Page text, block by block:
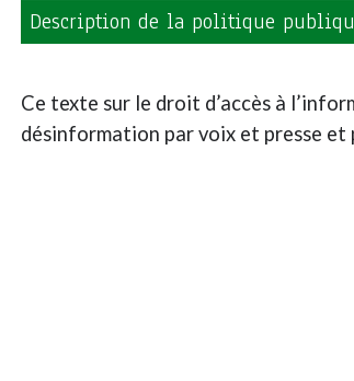
Description de la politique
Ce texte sur le droit d’accès à
désinformation par voix et presse